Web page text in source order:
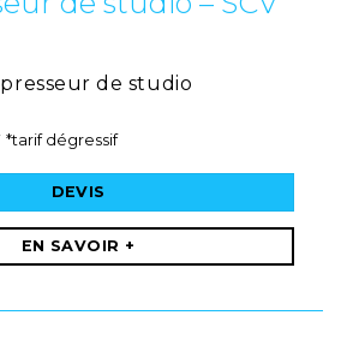
de studio
*tarif dégressif
DEVIS
EN SAVOIR +